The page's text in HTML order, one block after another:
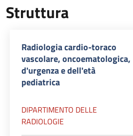
Struttura
Radiologia cardio-toraco
vascolare, oncoematologica,
d'urgenza e dell'età
pediatrica
DIPARTIMENTO DELLE
RADIOLOGIE